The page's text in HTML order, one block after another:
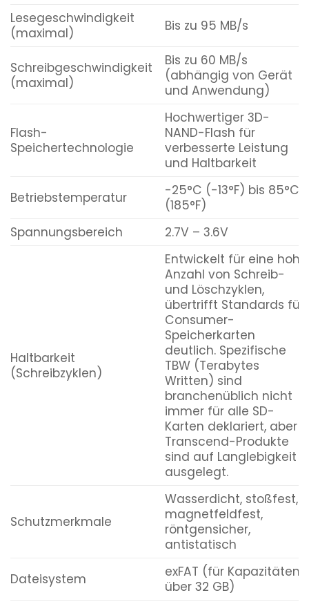
Lesegeschwindigkeit
(maximal)
Bis zu 95 MB/s
Schreibgeschwindigkeit
(maximal)
Bis zu 60 MB/s
(abhängig von Gerät
und Anwendung)
Flash-
Speichertechnologie
Hochwertiger 3D-
NAND-Flash für
verbesserte Leistung
und Haltbarkeit
Betriebstemperatur
-25°C (-13°F) bis 85°C
(185°F)
Spannungsbereich
2.7V – 3.6V
Haltbarkeit
(Schreibzyklen)
Entwickelt für eine hohe
Anzahl von Schreib-
und Löschzyklen,
übertrifft Standards für
Consumer-
Speicherkarten
deutlich. Spezifische
TBW (Terabytes
Written) sind
branchenüblich nicht
immer für alle SD-
Karten deklariert, aber
Transcend-Produkte
sind auf Langlebigkeit
ausgelegt.
Schutzmerkmale
Wasserdicht, stoßfest,
magnetfeldfest,
röntgensicher,
antistatisch
Dateisystem
exFAT (für Kapazitäten
über 32 GB)